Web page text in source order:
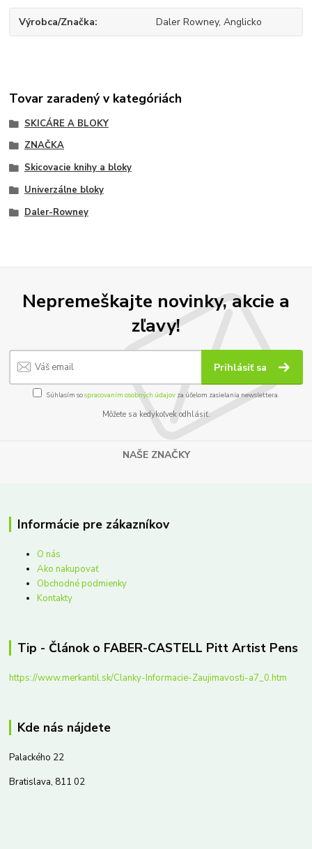
Výrobca/Značka Daler Rowney, Anglicko
Tovar zaradený v kategóriách
SKICÁRE A BLOKY
ZNAČKA
Skicovacie knihy a bloky
Univerzálne bloky
Daler-Rowney
Nepremeškajte novinky, akcie a
zľavy!
Prihlásiť sa
Súhlasím sospracovaním osobných údajov za účelom zasielania newslettera.
Môžete sa kedykoľvek odhlásiť.
NAŠE ZNAČKY
Informácie pre zákazníkov
O nás
Ako nakupovať
Obchodné podmienky
Kontakty
Tip - Článok o FABER-CASTELL Pitt Artist Pens
https://www.merkantil.sk/Clanky-Informacie-Zaujimavosti-a7_0.htm
Kde nás nájdete
Palackého 22
Bratislava, 811 02